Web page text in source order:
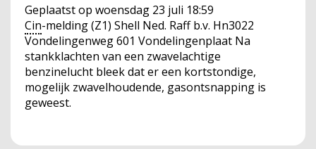
Geplaatst op woensdag 23 juli 18:59
Cin-melding (Z1) Shell Ned. Raff b.v. Hn3022
Vondelingenweg 601 Vondelingenplaat Na
stankklachten van een zwavelachtige
benzinelucht bleek dat er een kortstondige,
mogelijk zwavelhoudende, gasontsnapping is
geweest.